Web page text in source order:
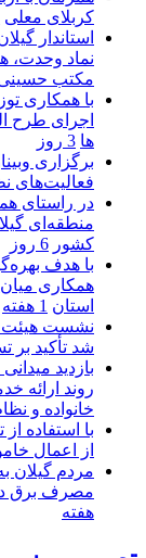
کربلای معلی
استاندار
نماد وحدت،
مکتب
با همکاری
اجرای طرح
ها 3 روز
برگزاری
فعالیت‌های
در راستای
منطقه‌ای
كشور 6 روز
با هدف
همكاری میان
استان 1 هفته
نشست هیئت
شد تأکید بر
بازدید
روند ارائه
خانواده و
از اعمال
مردم گیلان
مصرف برق در استان
هفته